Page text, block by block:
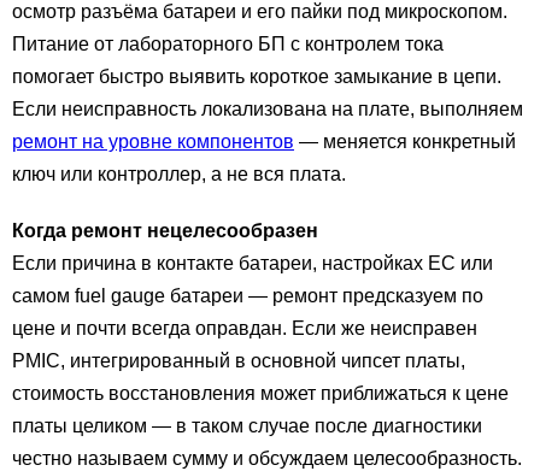
осмотр разъёма батареи и его пайки под микроскопом.
Питание от лабораторного БП с контролем тока
помогает быстро выявить короткое замыкание в цепи.
Если неисправность локализована на плате, выполняем
ремонт на уровне компонентов — меняется конкретный
ключ или контроллер, а не вся плата.
Когда ремонт нецелесообразен
Если причина в контакте батареи, настройках EC или
самом fuel gauge батареи — ремонт предсказуем по
цене и почти всегда оправдан. Если же неисправен
PMIC, интегрированный в основной чипсет платы,
стоимость восстановления может приближаться к цене
платы целиком — в таком случае после диагностики
честно называем сумму и обсуждаем целесообразность.